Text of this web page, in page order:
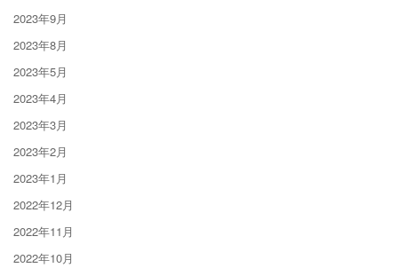
2023年9月
2023年8月
2023年5月
2023年4月
2023年3月
2023年2月
2023年1月
2022年12月
2022年11月
2022年10月